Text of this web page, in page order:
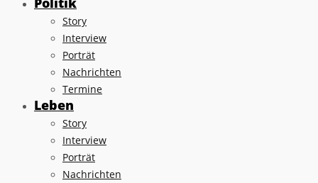
Story
Interview
Porträt
Nachrichten
Termine
Leben
Story
Interview
Porträt
Nachrichten